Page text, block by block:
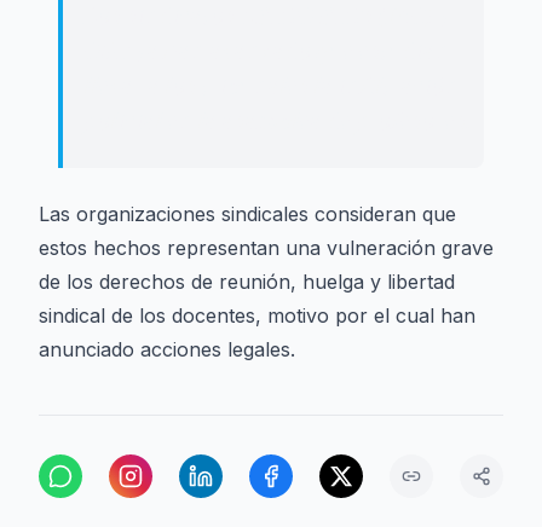
Las organizaciones sindicales consideran que
estos hechos representan una vulneración grave
de los derechos de reunión, huelga y libertad
sindical de los docentes, motivo por el cual han
anunciado acciones legales.